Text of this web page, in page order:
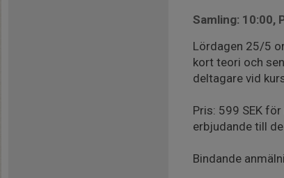
Samling: 10:00,
Lördagen 25/5
kort teori och
deltagare vid
Pris: 599 SEK
erbjudande till
Bindande